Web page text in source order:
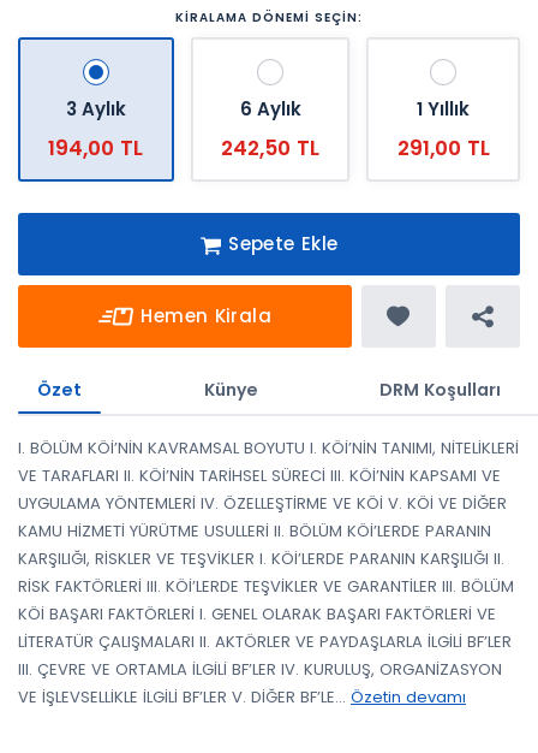
KİRALAMA DÖNEMİ SEÇİN:
3 Aylık
194,00 TL
6 Aylık
242,50 TL
1 Yıllık
291,00 TL
Sepete Ekle
Hemen Kirala
Özet Künye DRM Koşulları
I. BÖLÜM KÖİ’NİN KAVRAMSAL BOYUTU I. KÖİ’NİN TANIMI, NİTELİKLERİ
VE TARAFLARI II. KÖİ’NİN TARİHSEL SÜRECİ III. KÖİ’NİN KAPSAMI VE
UYGULAMA YÖNTEMLERİ IV. ÖZELLEŞTİRME VE KÖİ V. KÖİ VE DİĞER
KAMU HİZMETİ YÜRÜTME USULLERİ II. BÖLÜM KÖİ’LERDE PARANIN
KARŞILIĞI, RİSKLER VE TEŞVİKLER I. KÖİ’LERDE PARANIN KARŞILIĞI II.
RİSK FAKTÖRLERİ III. KÖİ’LERDE TEŞVİKLER VE GARANTİLER III. BÖLÜM
KÖİ BAŞARI FAKTÖRLERİ I. GENEL OLARAK BAŞARI FAKTÖRLERİ VE
LİTERATÜR ÇALIŞMALARI II. AKTÖRLER VE PAYDAŞLARLA İLGİLİ BF’LER
III. ÇEVRE VE ORTAMLA İLGİLİ BF’LER IV. KURULUŞ, ORGANİZASYON
VE İŞLEVSELLİKLE İLGİLİ BF’LER V. DİĞER BF’LE... Özetin devamı